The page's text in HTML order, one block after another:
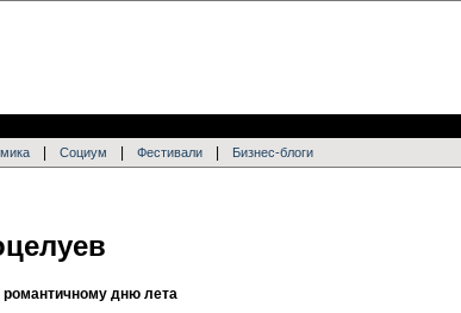
Социум Фестивали Бизнес-блоги
романтичному дню лета